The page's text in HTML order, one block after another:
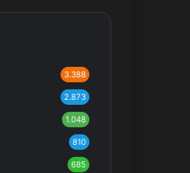
3.388
2.873
1.048
810
685